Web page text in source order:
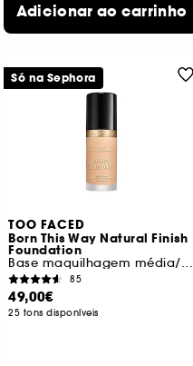
Adicionar ao carrinho
TOO FACED
Born This Way Natural Finish
Foundation
Base maquilhagem média/alta cobertura
85
49,00€
25 tons disponíveis
Só na Sephora